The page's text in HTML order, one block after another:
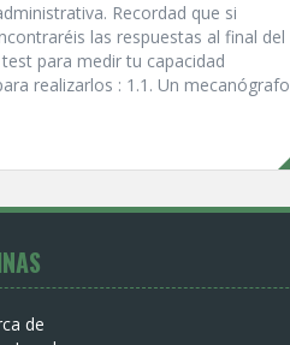
Recordad que si
las respuestas al final del
test para medir tu capacidad
realizarlos : 1.1. Un mecanógrafo
de